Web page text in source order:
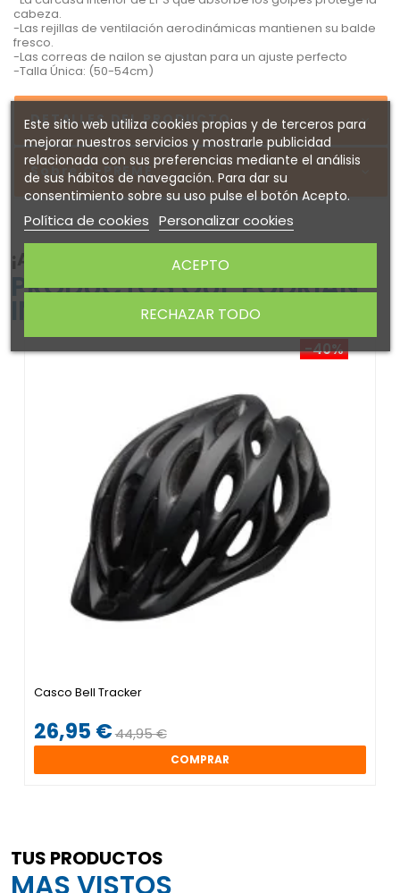
cabeza.
-Las rejillas de ventilación aerodinámicas mantienen su balde
fresco.
-Las correas de nailon se ajustan para un ajuste perfecto
-Talla Única: (50-54cm)
DETALLES DEL PRODUCTO
Sobre C-PREME
¡ATENTO! AQUÍ TE DEJAMOS ALGUNOS
PRODUCTOS QUE PODRÍAN
INTERESARTE
-40%
Casco Bell Tracker
26,95 €44,95 €
COMPRAR
TUS PRODUCTOS
Este sitio web utiliza cookies propias y de terceros para
mejorar nuestros servicios y mostrarle publicidad
relacionada con sus preferencias mediante el análisis
de sus hábitos de navegación. Para dar su
consentimiento sobre su uso pulse el botón Acepto.
Política de cookies Personalizar cookies
RECHAZAR TODO
ACEPTO